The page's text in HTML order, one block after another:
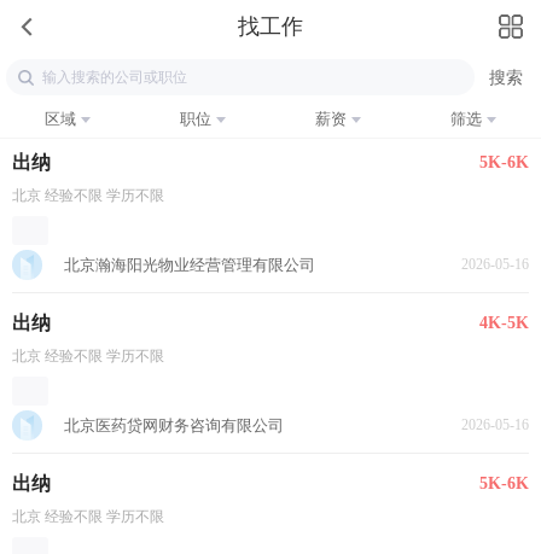
找工作
区域 职位 薪资 筛选
出纳 5K-6K
北京 经验不限 学历不限
北京瀚海阳光物业经营管理有限公司 2026-05-16
出纳 4K-5K
北京 经验不限 学历不限
北京医药贷网财务咨询有限公司 2026-05-16
出纳 5K-6K
北京 经验不限 学历不限